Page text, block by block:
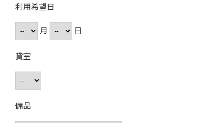
利用希望日
月
日
貸室
備品